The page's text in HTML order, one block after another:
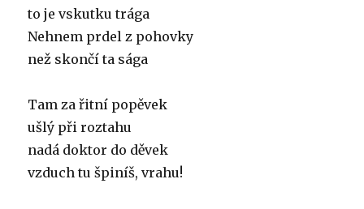
to je vskutku trága
Nehnem prdel z pohovky
než skončí ta sága
Tam za řitní popěvek
ušlý při roztahu
nadá doktor do děvek
vzduch tu špiníš, vrahu!